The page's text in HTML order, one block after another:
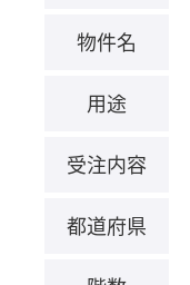
物件名
用途
受注内容
都道府県